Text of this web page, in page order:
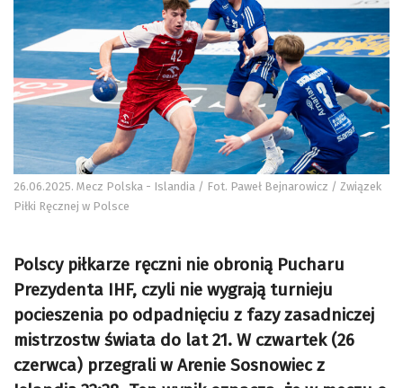
26.06.2025. Mecz Polska - Islandia / Fot. Paweł Bejnarowicz / Związek
Piłki Ręcznej w Polsce
Polscy piłkarze ręczni nie obronią Pucharu
Prezydenta IHF, czyli nie wygrają turnieju
pocieszenia po odpadnięciu z fazy zasadniczej
mistrzostw świata do lat 21. W czwartek (26
czerwca) przegrali w Arenie Sosnowiec z